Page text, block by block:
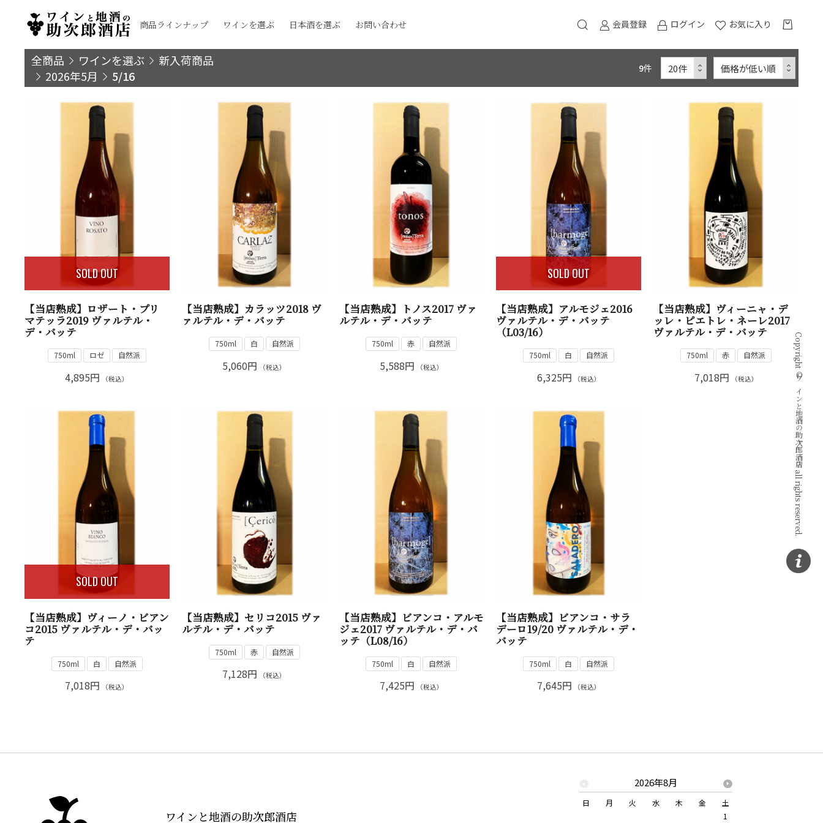
商品ラインナップ ワインを選ぶ 日本酒を選ぶ お問い合わせ 会員登録 ログイン お気に入り
全商品 ワインを選ぶ
新入荷商品
2026年5月
5/16
9件
SOLD OUT
【当店熟成】ロザート・プリ
マテッラ2019 ヴァルテル・
デ・バッテ
750ml ロゼ 自然派
4,895円 （税込）
【当店熟成】カラッツ2018 ヴ
ァルテル・デ・バッテ
750ml 白 自然派
5,060円 （税込）
【当店熟成】トノス2017 ヴァ
ルテル・デ・バッテ
750ml 赤 自然派
5,588円 （税込）
SOLD OUT
【当店熟成】アルモジェ2016
ヴァルテル・デ・バッテ
（L03/16）
750ml 白 自然派
6,325円 （税込）
【当店熟成】ヴィーニャ・デ
ッレ・ピエトレ・ネーレ2017
ヴァルテル・デ・バッテ
750ml 赤 自然派
7,018円 （税込）
SOLD OUT
【当店熟成】ヴィーノ・ビアン
コ2015 ヴァルテル・デ・バッ
テ
750ml 白 自然派
7,018円 （税込）
【当店熟成】セリコ2015 ヴァ
ルテル・デ・バッテ
750ml 赤 自然派
7,128円 （税込）
【当店熟成】ビアンコ・アルモ
ジェ2017 ヴァルテル・デ・バ
ッテ（L08/16）
750ml 白 自然派
7,425円 （税込）
【当店熟成】ビアンコ・サラ
デーロ19/20 ヴァルテル・デ・
バッテ
750ml 白 自然派
7,645円 （税込）
ワインと地酒の助次郎酒店
2026年8月
日 月 火 水 木 金
土
1
Copyright © ワインと地酒の助次郎酒店 all rights reserved.